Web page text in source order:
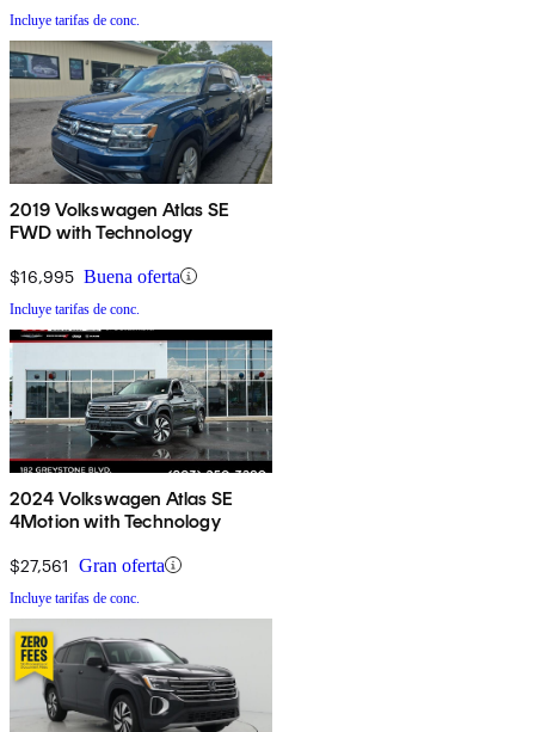
Incluye tarifas de conc.
2019 Volkswagen Atlas SE
FWD with Technology
$16,995 Buena oferta
Incluye tarifas de conc.
2024 Volkswagen Atlas SE
4Motion with Technology
$27,561 Gran oferta
Incluye tarifas de conc.